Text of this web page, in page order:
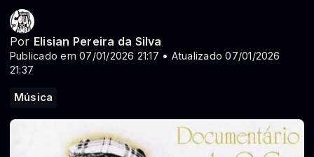
Por Elisian Pereira da Silva
Publicado em 07/01/2026 21:17 • Atualizado 07/01/2026
21:37
Música